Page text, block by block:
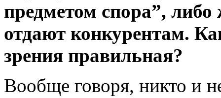
предметом спора”,
отдают конкурентам.
зрения правильная?
Вообще говоря, никто и